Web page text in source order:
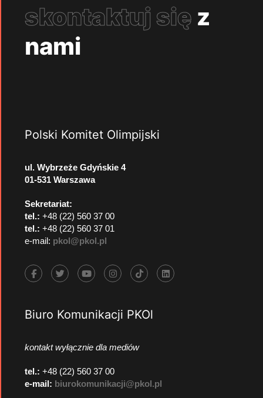
skontaktuj się z
nami
Polski Komitet Olimpijski
ul. Wybrzeże Gdyńskie 4
01-531 Warszawa
Sekretariat:
tel.: +48 (22) 560 37 00
tel.: +48 (22) 560 37 01
e-mail: pkol@pkol.pl
Biuro Komunikacji PKOl
kontakt wyłącznie dla mediów
tel.: +48 (22) 560 37 00
e-mail: biurokomunikacji@pkol.pl